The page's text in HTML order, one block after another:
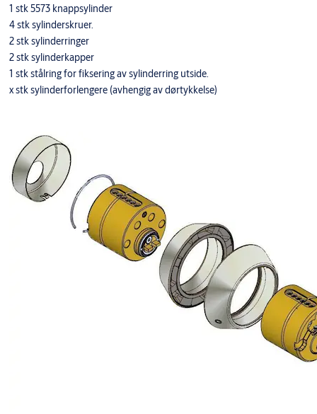
1 stk 5573 knappsylinder
4 stk sylinderskruer.
2 stk sylinderringer
2 stk sylinderkapper
1 stk stålring for fiksering av sylinderring utside.
x stk sylinderforlengere (avhengig av dørtykkelse)